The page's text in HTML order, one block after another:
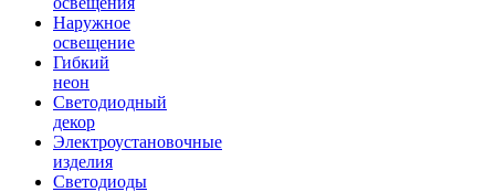
Наружное
освещение
Гибкий
неон
Светодиодный
декор
Электроустановочные
изделия
Светодиоды